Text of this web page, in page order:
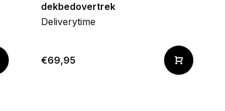
dekbedovertrek
Deliverytime
€69,95